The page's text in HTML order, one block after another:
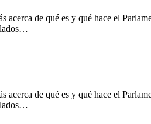
de qué es y qué hace el
de qué es y qué hace el